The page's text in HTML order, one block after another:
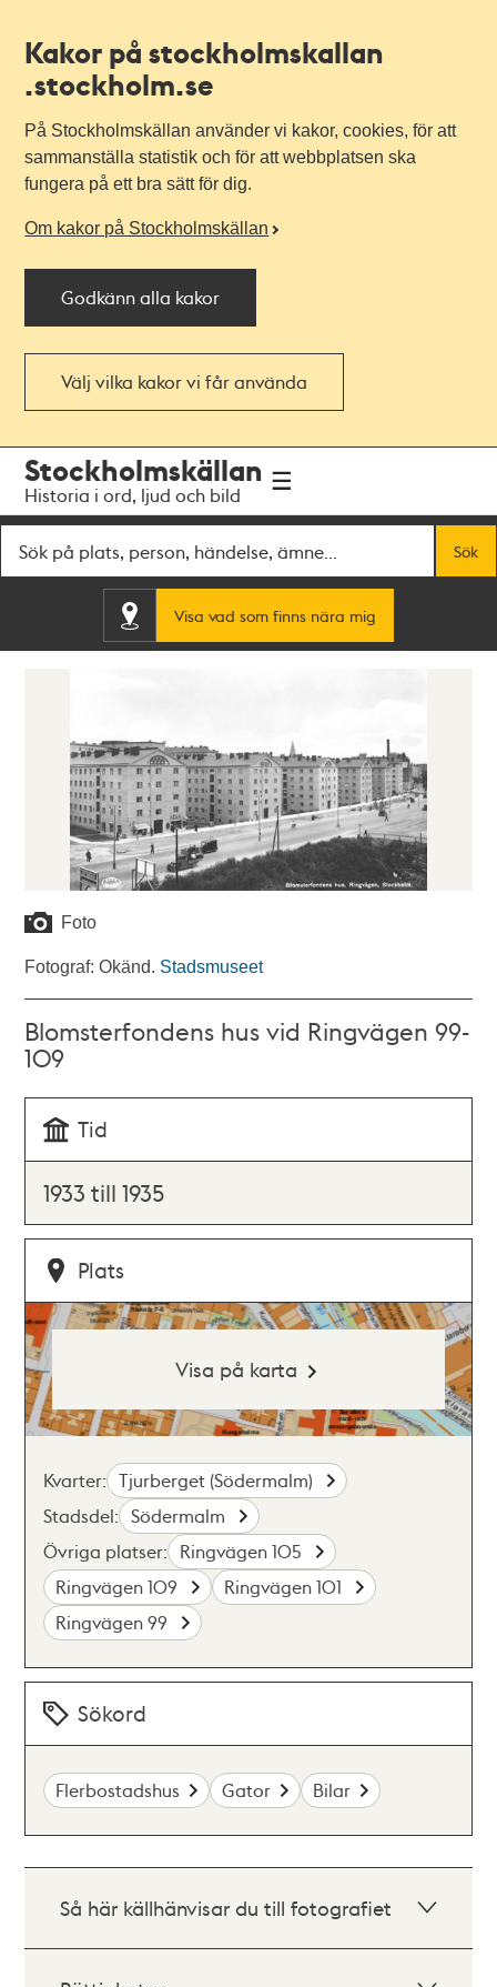
Kakor på stockholmskallan
.stockholm.se
På Stockholmskällan använder vi kakor, cookies, för att
sammanställa statistik och för att webbplatsen ska
fungera på ett bra sätt för dig.
Om kakor på Stockholmskällan
Godkänn alla kakor
Välj vilka kakor vi får använda
navigationen
huvudinnehållet
Stockholmskällan
Historia i ord, ljud och bild
Sök
Visa vad som finns nära mig
Foto
Fotograf: Okänd. Stadsmuseet
Blomsterfondens hus vid Ringvägen 99-
109
Tid
1933 till 1935
Plats
Visa på karta
Kvarter: Tjurberget (Södermalm)
Stadsdel: Södermalm
Övriga platser: Ringvägen 105
Ringvägen 109
Ringvägen 101
Ringvägen 99
Sökord
Flerbostadshus Gator Bilar
Så här källhänvisar du till fotografiet